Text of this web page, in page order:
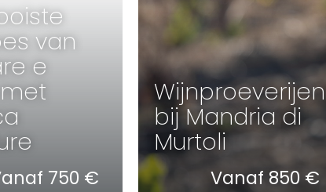
van
e
750 €
Wijnproeverijen
bij Mandria di
Murtoli
Vanaf 850 €